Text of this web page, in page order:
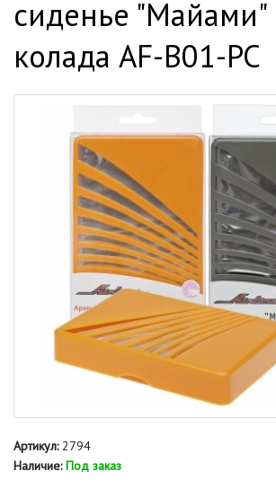
сиденье "Майами"
колада AF-B01-PC
Артикул:2794
Наличие: Под заказ